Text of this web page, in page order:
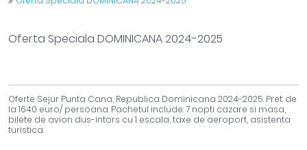
Oferta Speciala DOMINICANA 2024-2025
Oferte Sejur Punta Cana, Republica Dominicana 2024-2025. Pret: de
la 1640 euro/ persoana. Pachetul include: 7 nopti cazare si masa,
bilete de avion dus-intors cu 1 escala, taxe de aeroport, asistenta
turistica.